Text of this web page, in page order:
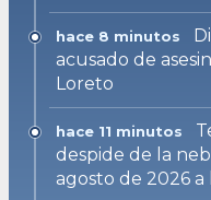
hace 8 minutos
acusado de
Loreto
hace 11 minutos
despide de la
agosto de 2026 a